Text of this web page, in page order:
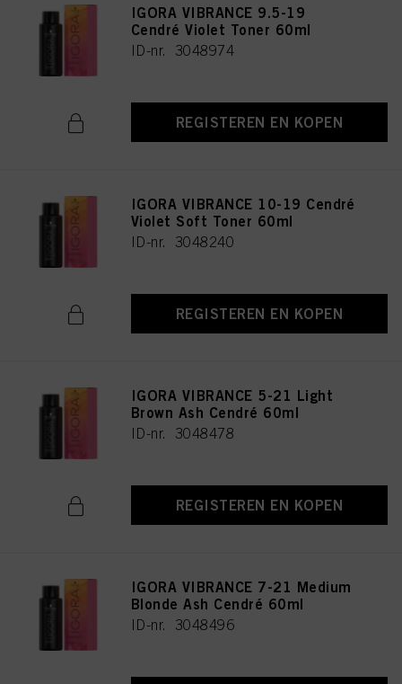
IGORA VIBRANCE 9.5-19
Cendré Violet Toner 60ml
ID-nr. 3048974
REGISTEREN EN KOPEN
IGORA VIBRANCE 10-19 Cendré
Violet Soft Toner 60ml
ID-nr. 3048240
REGISTEREN EN KOPEN
IGORA VIBRANCE 5-21 Light
Brown Ash Cendré 60ml
ID-nr. 3048478
REGISTEREN EN KOPEN
IGORA VIBRANCE 7-21 Medium
Blonde Ash Cendré 60ml
ID-nr. 3048496